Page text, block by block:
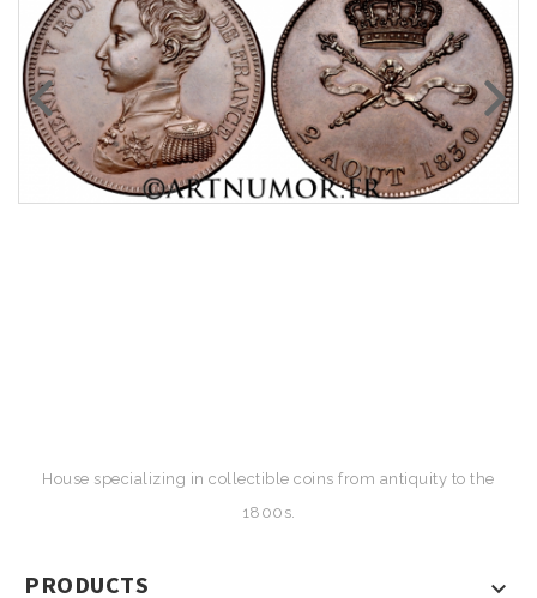
House specializing in collectible coins from antiquity to the
1800s.
PRODUCTS 